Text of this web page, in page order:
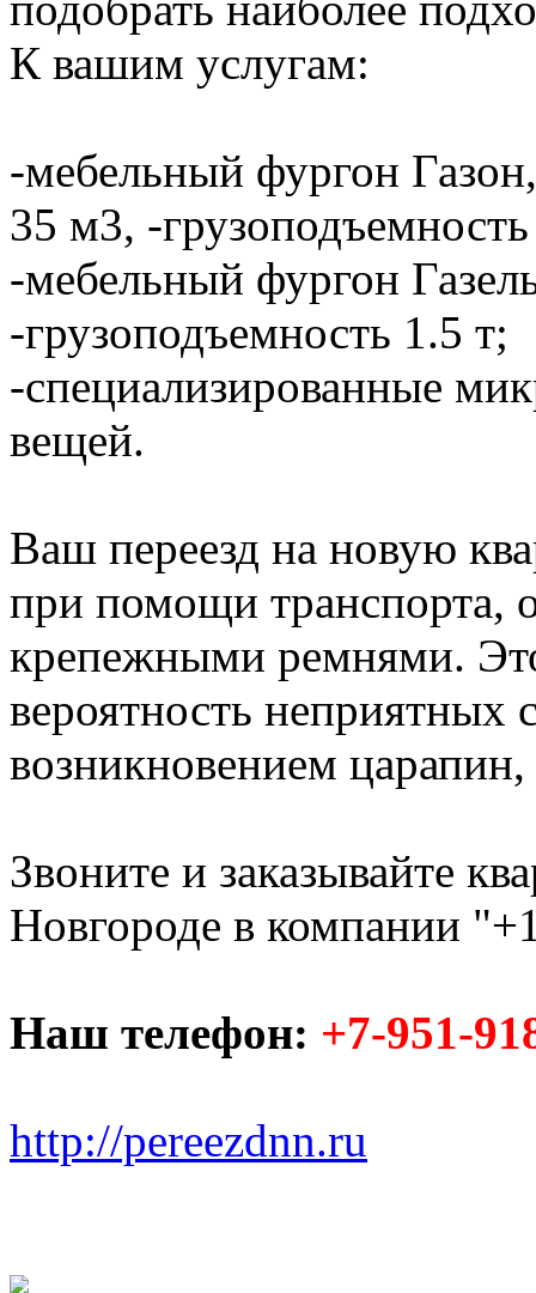
К вашим услугам:
-мебельный фургон
35 м3, -
-мебельный фургон
-грузоподъемность 1.5 т;
-специализированные
вещей.
Ваш переезд на новую
при помощи транспорта,
крепежными ремнями.
вероятность неприятных
возникновением царапин,
Звоните и заказывайте
Новгороде в компании
Наш телефон: +7-951-
http://pereezdnn.ru